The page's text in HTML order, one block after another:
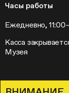
Часы работы
Ежедневно,
Касса
Музея